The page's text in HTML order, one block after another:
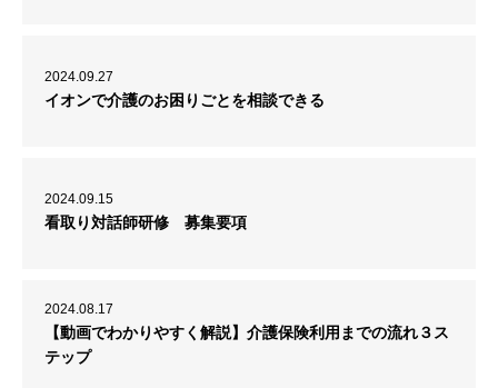
2024.09.27
イオンで介護のお困りごとを相談できる
2024.09.15
看取り対話師研修 募集要項
2024.08.17
【動画でわかりやすく解説】介護保険利用までの流れ３ス
テップ